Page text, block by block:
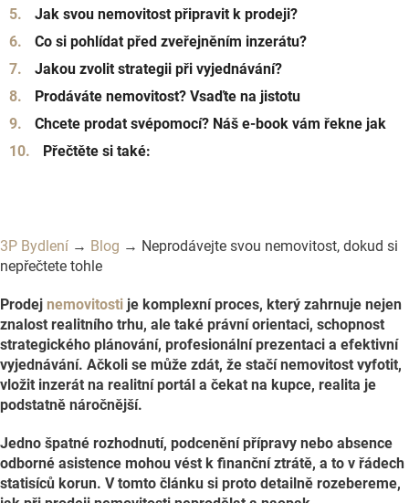
Jak svou nemovitost připravit k prodeji?
Co si pohlídat před zveřejněním inzerátu?
Jakou zvolit strategii při vyjednávání?
Prodáváte nemovitost? Vsaďte na jistotu
Chcete prodat svépomocí? Náš e-book vám řekne jak
Přečtěte si také:
3P Bydlení → Blog → Neprodávejte svou nemovitost, dokud si
nepřečtete tohle
Prodej nemovitosti je komplexní proces, který zahrnuje nejen
znalost realitního trhu, ale také právní orientaci, schopnost
strategického plánování, profesionální prezentaci a efektivní
vyjednávání. Ačkoli se může zdát, že stačí nemovitost vyfotit,
vložit inzerát na realitní portál a čekat na kupce, realita je
podstatně náročnější.
Jedno špatné rozhodnutí, podcenění přípravy nebo absence
odborné asistence mohou vést k finanční ztrátě, a to v řádech
statisíců korun. V tomto článku si proto detailně rozebereme,